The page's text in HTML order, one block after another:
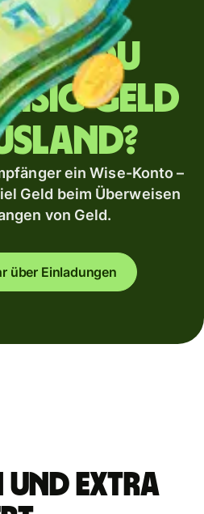
du
Geld
ein Wise-Konto –
Geld beim Überweisen
von Geld.
über Einladungen
und extra